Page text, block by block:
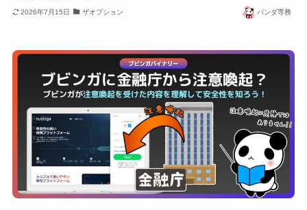
2026年7月15日 ザオプション パンダ専務